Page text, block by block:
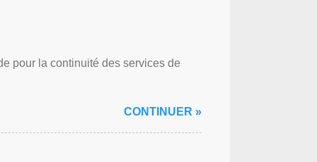
pour la continuité des services de
CONTINUER »